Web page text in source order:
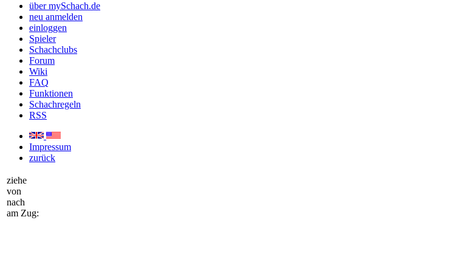
über mySchach.de
neu anmelden
einloggen
Spieler
Schachclubs
Forum
Wiki
FAQ
Funktionen
Schachregeln
RSS
Impressum
zurück
ziehe
von
nach
am Zug: